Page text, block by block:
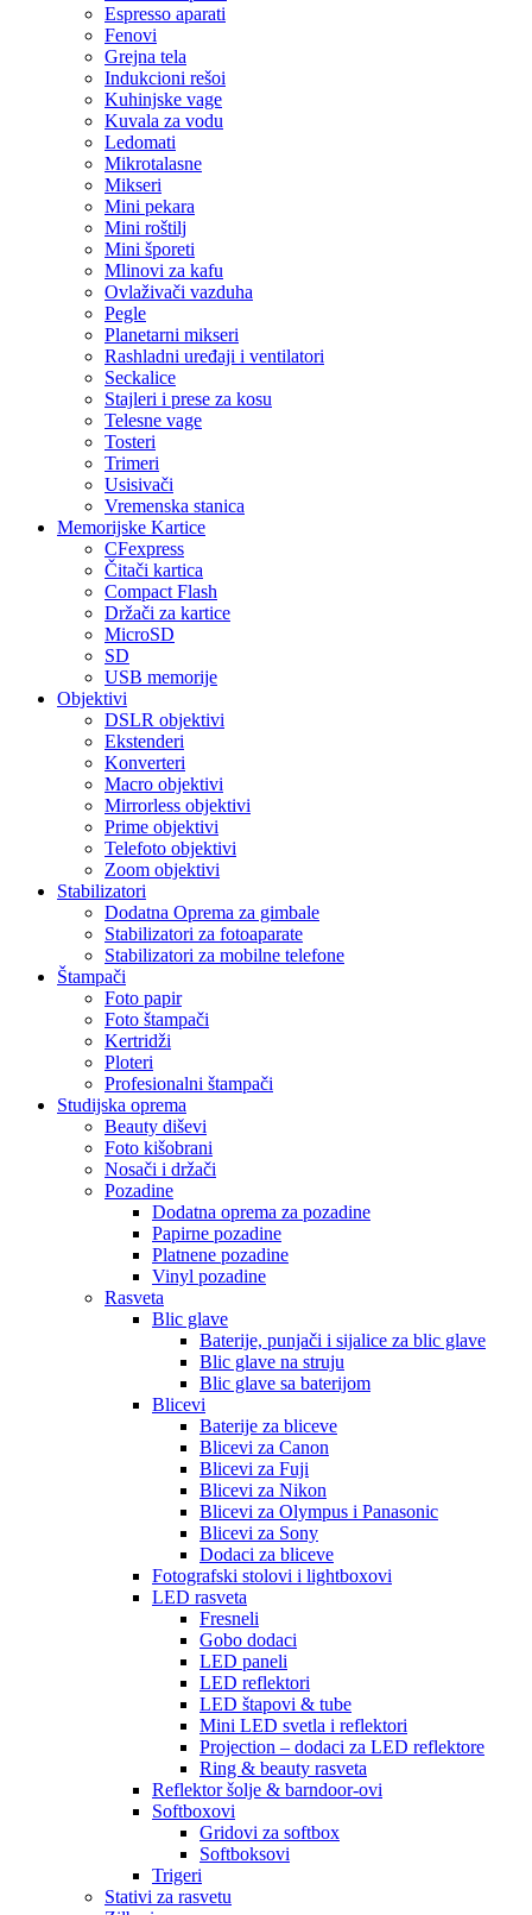
Espresso aparati
Fenovi
Grejna tela
Indukcioni rešoi
Kuhinjske vage
Kuvala za vodu
Ledomati
Mikrotalasne
Mikseri
Mini pekara
Mini roštilj
Mini šporeti
Mlinovi za kafu
Ovlaživači vazduha
Pegle
Planetarni mikseri
Rashladni uređaji i ventilatori
Seckalice
Stajleri i prese za kosu
Telesne vage
Tosteri
Trimeri
Usisivači
Vremenska stanica
Memorijske Kartice
CFexpress
Čitači kartica
Compact Flash
Držači za kartice
MicroSD
SD
USB memorije
Objektivi
DSLR objektivi
Ekstenderi
Konverteri
Macro objektivi
Mirrorless objektivi
Prime objektivi
Telefoto objektivi
Zoom objektivi
Stabilizatori
Dodatna Oprema za gimbale
Stabilizatori za fotoaparate
Stabilizatori za mobilne telefone
Štampači
Foto papir
Foto štampači
Kertridži
Ploteri
Profesionalni štampači
Studijska oprema
Beauty diševi
Foto kišobrani
Nosači i držači
Pozadine
Dodatna oprema za pozadine
Papirne pozadine
Platnene pozadine
Vinyl pozadine
Rasveta
Blic glave
Baterije, punjači i sijalice za blic glave
Blic glave na struju
Blic glave sa baterijom
Blicevi
Baterije za bliceve
Blicevi za Canon
Blicevi za Fuji
Blicevi za Nikon
Blicevi za Olympus i Panasonic
Blicevi za Sony
Dodaci za bliceve
Fotografski stolovi i lightboxovi
LED rasveta
Fresneli
Gobo dodaci
LED paneli
LED reflektori
LED štapovi & tube
Mini LED svetla i reflektori
Projection – dodaci za LED reflektore
Ring & beauty rasveta
Reflektor šolje & barndoor-ovi
Softboxovi
Gridovi za softbox
Softboksovi
Trigeri
Stativi za rasvetu